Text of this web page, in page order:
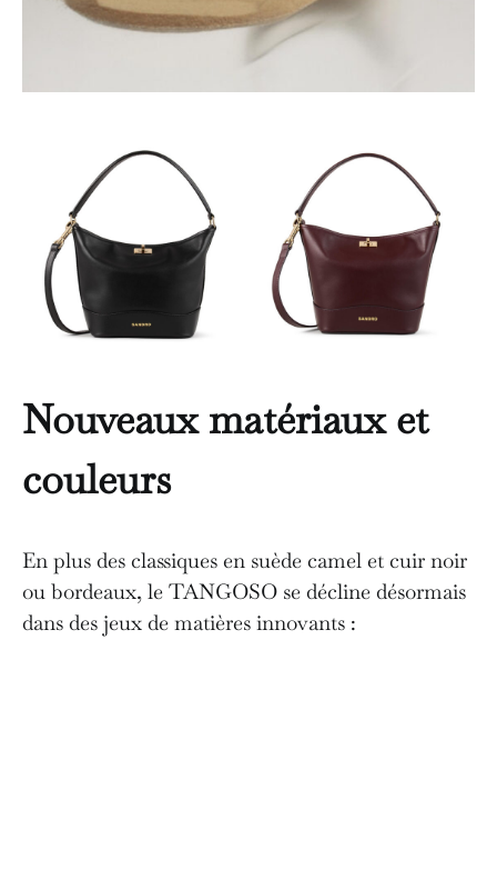
Nouveaux matériaux et
couleurs
En plus des classiques en suède camel et cuir noir
ou bordeaux, le TANGOSO se décline désormais
dans des jeux de matières innovants :